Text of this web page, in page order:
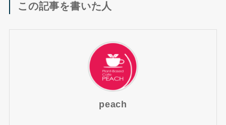
この記事を書いた人
peach